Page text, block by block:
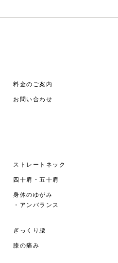
料金のご案内
お問い合わせ
ストレートネック
四十肩・五十肩
身体のゆがみ
・アンバランス
ぎっくり腰
膝の痛み